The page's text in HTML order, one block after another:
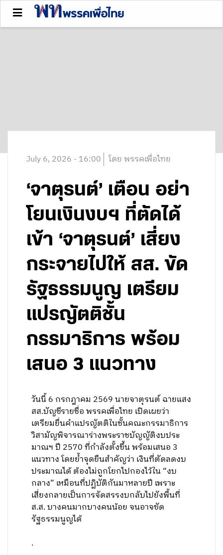
July 6, 2026 - 16:00 โดย พรรคเพื่อไทย
‘จาตุรนต์’ เตือน อย่า
โยนเงินงบฯ ที่ตัดได้
เข้า ‘จาตุรนต์’ เสี่ยง
กระจายไปให้ สส. ขัด
รัฐธรรมนูญ เตรียม
แปรญัตติชั้น
กรรมาธิการ พร้อม
เสนอ 3 แนวทาง
วันนี้ 6 กรกฎาคม 2569 นายจาตุรนต์ ฉายแสง
สส.บัญชีรายชื่อ พรรคเพื่อไทย เปิดเผยว่า
เตรียมยื่นคำแปรญัตติในชั้นคณะกรรมาธิการ
วิสามัญพิจารณาร่างพระราชบัญญัติงบประ
มาณฯ ปี 2570 ที่กำลังตั้งขึ้น พร้อมเสนอ 3
แนวทาง โดยย้ำจุดยืนสำคัญว่า เงินที่ตัดลดงบ
ประมาณได้ ต้องไม่ถูกโยกไปกองไว้ใน “งบ
กลาง” เหมือนที่ปฏิบัติกันมาหลายปี เพราะ
เสี่ยงกลายเป็นการจัดสรรงบกลับไปยังพื้นที่
ส.ส. บางคนมากบางคนน้อย จนอาจขัด
รัฐธรรมนูญได้
.